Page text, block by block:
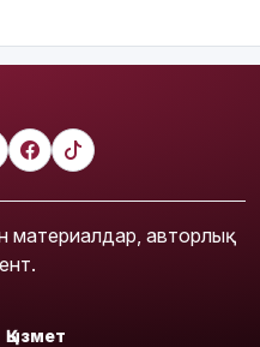
материалдар, авторлық
Қызмет